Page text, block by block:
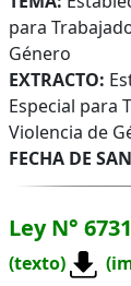
para
Género
EXTRACTO:
Especial para
Violencia de
FECHA DE
Ley N° 6731
(texto)